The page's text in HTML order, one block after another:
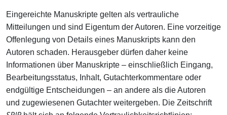
Eingereichte Manuskripte gelten als vertrauliche
Mitteilungen und sind Eigentum der Autoren. Eine vorzeitige
Offenlegung von Details eines Manuskripts kann den
Autoren schaden. Herausgeber dürfen daher keine
Informationen über Manuskripte – einschließlich Eingang,
Bearbeitungsstatus, Inhalt, Gutachterkommentare oder
endgültige Entscheidungen – an andere als die Autoren
und zugewiesenen Gutachter weitergeben. Die Zeitschrift